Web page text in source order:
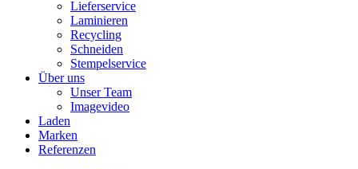
Lieferservice
Laminieren
Recycling
Schneiden
Stempelservice
Über uns
Unser Team
Imagevideo
Laden
Marken
Referenzen